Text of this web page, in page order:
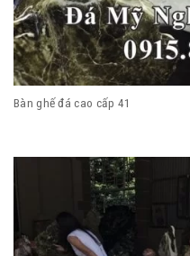
Bàn ghế đá cao cấp 41